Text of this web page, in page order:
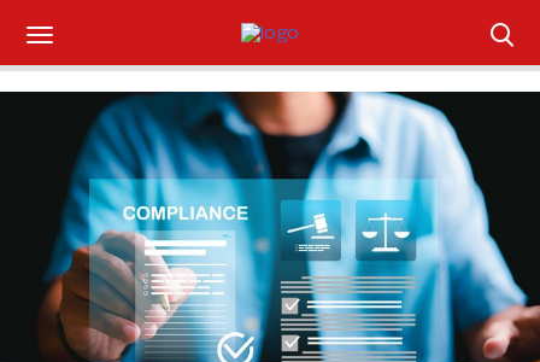
Suscríbase
Iniciar sesión
Portada
¿Qué está pasando?
Sectores y Empresas